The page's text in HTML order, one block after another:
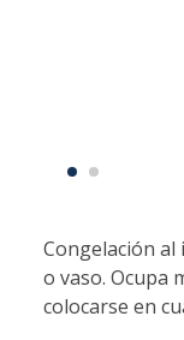
Congelación al
o vaso. Ocupa
colocarse en